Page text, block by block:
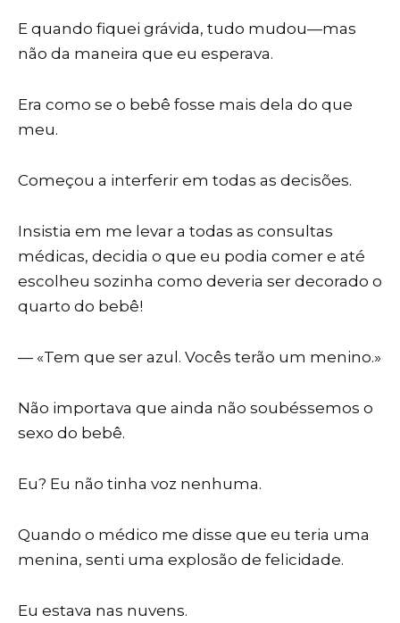
E quando fiquei grávida, tudo mudou—mas
não da maneira que eu esperava.
Era como se o bebê fosse mais dela do que
meu.
Começou a interferir em todas as decisões.
Insistia em me levar a todas as consultas
médicas, decidia o que eu podia comer e até
escolheu sozinha como deveria ser decorado o
quarto do bebê!
— «Tem que ser azul. Vocês terão um menino.»
Não importava que ainda não soubéssemos o
sexo do bebê.
Eu? Eu não tinha voz nenhuma.
Quando o médico me disse que eu teria uma
menina, senti uma explosão de felicidade.
Eu estava nas nuvens.